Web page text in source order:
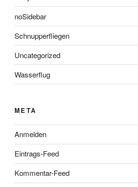
noSidebar
Schnupperfliegen
Uncategorized
Wasserflug
META
Anmelden
Eintrags-Feed
Kommentar-Feed